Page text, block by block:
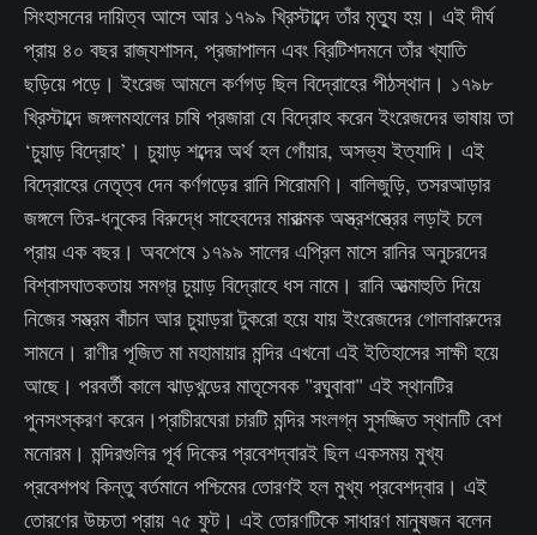
সিংহাসনের দায়িত্ব আসে আর ১৭৯৯ খ্রিস্টাব্দে তাঁর মৃত্যু হয়। এই দীর্ঘ
প্রায় ৪০ বছর রাজ্যশাসন, প্রজাপালন এবং ব্রিটিশদমনে তাঁর খ্যাতি
ছড়িয়ে পড়ে। ইংরেজ আমলে কর্ণগড় ছিল বিদ্রোহের পীঠস্থান। ১৭৯৮
খ্রিস্টাব্দে জঙ্গলমহালের চাষি প্রজারা যে বিদ্রোহ করেন ইংরেজদের ভাষায় তা
‘চুয়াড় বিদ্রোহ’। চুয়াড় শব্দের অর্থ হল গোঁয়ার, অসভ্য ইত্যাদি। এই
বিদ্রোহের নেতৃত্ব দেন কর্ণগড়ের রানি শিরোমণি। বালিজুড়ি, তসরআড়ার
জঙ্গলে তির-ধনুকের বিরুদ্ধে সাহেবদের মারাত্মক অস্ত্রশস্ত্রের লড়াই চলে
প্রায় এক বছর। অবশেষে ১৭৯৯ সালের এপ্রিল মাসে রানির অনুচরদের
বিশ্বাসঘাতকতায় সমগ্র চুয়াড় বিদ্রোহে ধস নামে। রানি আত্মাহুতি দিয়ে
নিজের সম্ভ্রম বাঁচান আর চুয়াড়রা টুকরো হয়ে যায় ইংরেজদের গোলাবারুদের
সামনে। রাণীর পূজিত মা মহামায়ার মন্দির এখনো এই ইতিহাসের সাক্ষী হয়ে
আছে। পরবর্তী কালে ঝাড়খন্ডের মাতৃসেবক "রঘুবাবা" এই স্থানটির
পুনসংস্করণ করেন।প্রাচীরঘেরা চারটি মন্দির সংলগ্ন সুসজ্জিত স্থানটি বেশ
মনোরম। মন্দিরগুলির পূর্ব দিকের প্রবেশদ্বারই ছিল একসময় মুখ্য
প্রবেশপথ কিন্তু বর্তমানে পশ্চিমের তোরণই হল মুখ্য প্রবেশদ্বার। এই
তোরণের উচ্চতা প্রায় ৭৫ ফুট। এই তোরণটিকে সাধারণ মানুষজন বলেন